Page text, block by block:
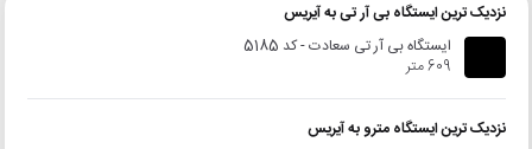
نزدیک ترین ایستگاه بی آر تی به آیریس
ایستگاه بی آر تی سعادت - کد 5185
609 متر
نزدیک ترین ایستگاه مترو به آیریس